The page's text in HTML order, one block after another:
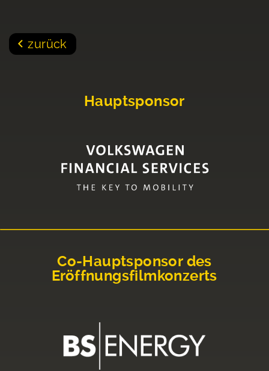
zurück
Hauptsponsor
Co-Hauptsponsor des
Eröffnungsfilmkonzerts